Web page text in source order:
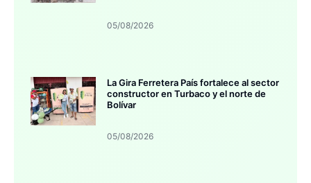
05/08/2026
La Gira Ferretera País fortalece al sector
constructor en Turbaco y el norte de
Bolívar
05/08/2026